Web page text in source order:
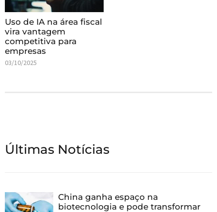
Uso de IA na área fiscal
vira vantagem
competitiva para
empresas
03/10/2025
Últimas Notícias
China ganha espaço na
biotecnologia e pode transformar